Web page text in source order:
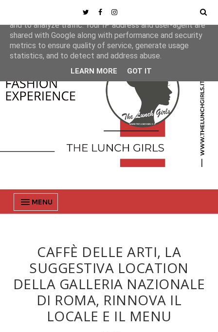
MENU
CAFFÈ DELLE ARTI, LA
SUGGESTIVA LOCATION
DELLA GALLERIA NAZIONALE
DI ROMA, RINNOVA IL
LOCALE E IL MENU
This site uses cookies from Google to deliver its services
and to analyze traffic. Your IP address and user-agent are
shared with Google along with performance and security
metrics to ensure quality of service, generate usage
statistics, and to detect and address abuse.
LEARN MORE GOT IT